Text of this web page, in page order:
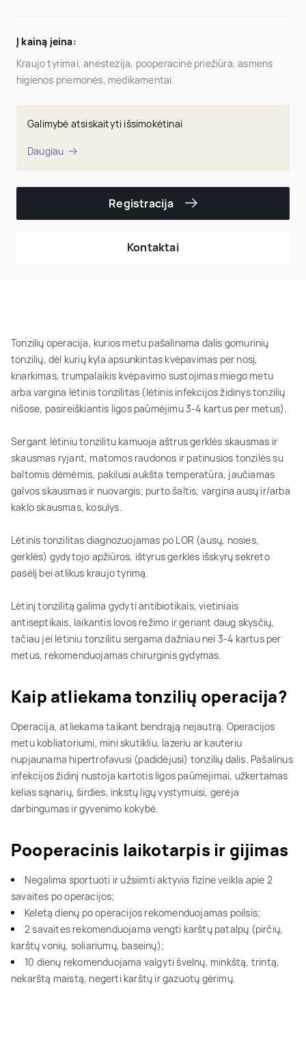
Į kainą įeina:
Kraujo tyrimai, anestezija, pooperacinė priežiūra, asmens
higienos priemonės, medikamentai.
Galimybė atsiskaityti išsimokėtinai
Daugiau
Registracija
Kontaktai
Tonzilių operacija, kurios metu pašalinama dalis gomurinių
tonzilių, dėl kurių kyla apsunkintas kvėpavimas per nosį,
knarkimas, trumpalaikis kvėpavimo sustojimas miego metu
arba vargina lėtinis tonzilitas (lėtinis infekcijos židinys tonzilių
nišose, pasireiškiantis ligos paūmėjimu 3-4 kartus per metus).
Sergant lėtiniu tonzilitu kamuoja aštrus gerklės skausmas ir
skausmas ryjant, matomos raudonos ir patinusios tonzilės su
baltomis dėmėmis, pakilusi aukšta temperatūra, jaučiamas
galvos skausmas ir nuovargis, purto šaltis, vargina ausų ir/arba
kaklo skausmas, kosulys.
Lėtinis tonzilitas diagnozuojamas po LOR (ausų, nosies,
gerklės) gydytojo apžiūros, ištyrus gerklės išskyrų sekreto
pasėlį bei atlikus kraujo tyrimą.
Lėtinį tonzilitą galima gydyti antibiotikais, vietiniais
antiseptikais, laikantis lovos režimo ir geriant daug skysčių,
tačiau jei lėtiniu tonzilitu sergama dažniau nei 3-4 kartus per
metus, rekomenduojamas chirurginis gydymas.
Kaip atliekama tonzilių operacija?
Operacija, atliekama taikant bendrąją nejautrą. Operacijos
metu kobliatoriumi, mini skutikliu, lazeriu ar kauteriu
nupjaunama hipertrofavusi (padidėjusi) tonzilių dalis. Pašalinus
infekcijos židinį nustoja kartotis ligos paūmėjimai, užkertamas
kelias sąnarių, širdies, inkstų ligų vystymuisi, gerėja
darbingumas ir gyvenimo kokybė.
Pooperacinis laikotarpis ir gijimas
Negalima sportuoti ir užsiimti aktyvia fizine veikla apie 2
savaites po operacijos;
Keletą dienų po operacijos rekomenduojamas poilsis;
2 savaites rekomenduojama vengti karštų patalpų (pirčių,
karštų vonių, soliariumų, baseinų);
10 dienų rekomenduojama valgyti švelnų, minkštą, trintą,
nekarštą maistą, negerti karštų ir gazuotų gėrimų.